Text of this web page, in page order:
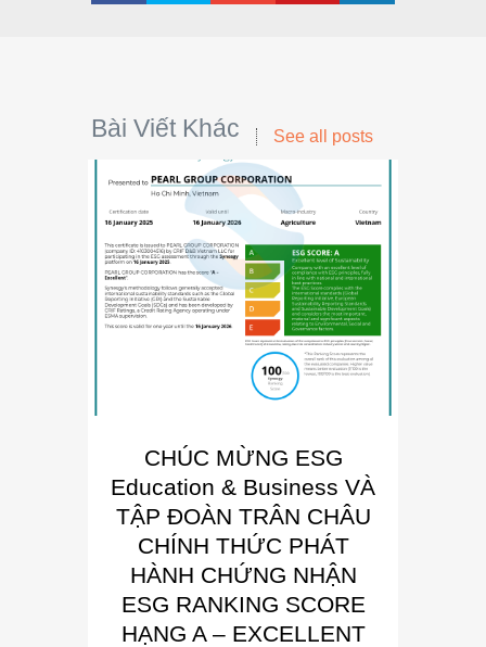
Bài Viết Khác See all posts
CHÚC MỪNG ESG
Education & Business VÀ
TẬP ĐOÀN TRÂN CHÂU
CHÍNH THỨC PHÁT
HÀNH CHỨNG NHẬN
ESG RANKING SCORE
HẠNG A – EXCELLENT